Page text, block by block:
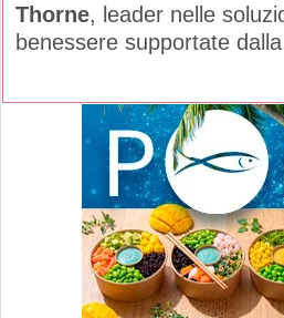
Thorne, leader nelle
benessere supportate